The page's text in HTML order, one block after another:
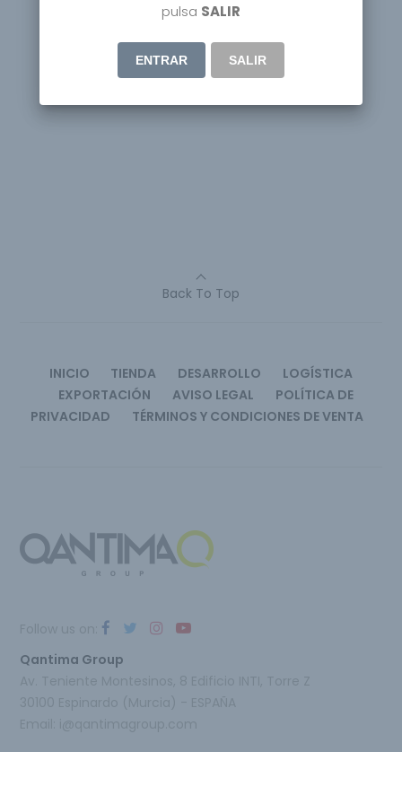
Back To Top
INICIO TIENDA DESARROLLO
LOGÍSTICA
EXPORTACIÓN
AVISO LEGAL
POLÍTICA DE
PRIVACIDAD
TÉRMINOS Y CONDICIONES DE VENTA
Qantima Group
pulsa SALIR
ENTRAR SALIR